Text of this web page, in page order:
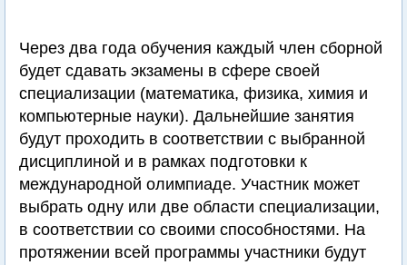
Через два года обучения каждый член сборной
будет сдавать экзамены в сфере своей
специализации (математика, физика, химия и
компьютерные науки). Дальнейшие занятия
будут проходить в соответствии с выбранной
дисциплиной и в рамках подготовки к
международной олимпиаде. Участник может
выбрать одну или две области специализации,
в соответствии со своими способностями. На
протяжении всей программы участники будут